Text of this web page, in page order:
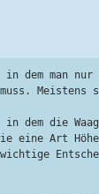
in dem man nur
in dem die
eine Art